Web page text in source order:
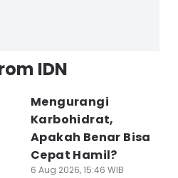
IDN
Mengurangi
Karbohidrat,
Apakah Benar Bisa
Cepat Hamil?
6 Aug 2026, 15:46 WIB